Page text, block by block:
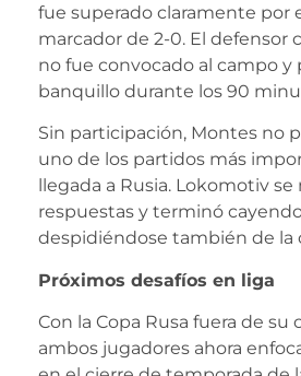
fue superado claramente por
marcador de 2-0. El defensor
no fue convocado al campo y
banquillo durante los 90
Sin participación, Montes no
uno de los partidos más
llegada a Rusia. Lokomotiv
respuestas y terminó
despidiéndose también de la
Próximos desafíos en liga
Con la Copa Rusa fuera de su
ambos jugadores ahora